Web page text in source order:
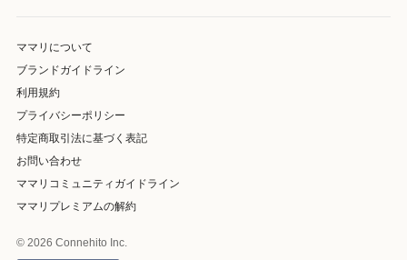
ママリについて
ブランドガイドライン
利用規約
プライバシーポリシー
特定商取引法に基づく表記
お問い合わせ
ママリコミュニティガイドライン
ママリプレミアムの解約
© 2026 Connehito Inc.